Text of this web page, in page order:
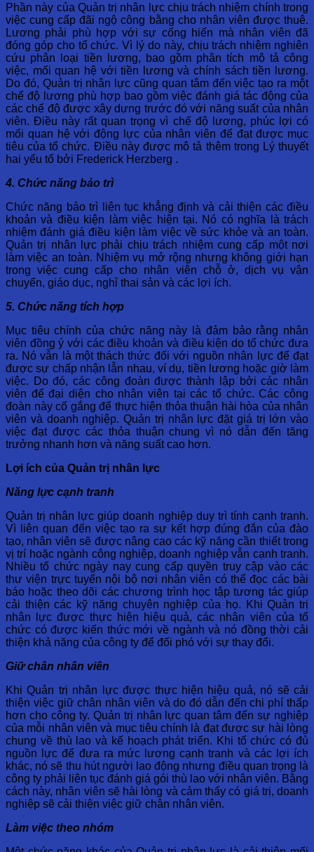
Phần này của Quản trị nhân lực chịu trách nhiệm chính trong
việc cung cấp đãi ngộ công bằng cho nhân viên được thuê.
Lương phải phù hợp với sự cống hiến mà nhân viên đã
đóng góp cho tổ chức. Vì lý do này, chịu trách nhiệm nghiên
cứu phân loại tiền lương, bao gồm phân tích mô tả công
việc, mối quan hệ với tiền lương và chính sách tiền lương.
Do đó, Quản trị nhân lực cũng quan tâm đến việc tạo ra một
chế độ lương phù hợp bao gồm việc đánh giá tác động của
các chế độ được xây dựng trước đó với năng suất của nhân
viên. Điều này rất quan trọng vì chế độ lương, phúc lợi có
mối quan hệ với động lực của nhân viên để đạt được mục
tiêu của tổ chức. Điều này được mô tả thêm trong Lý thuyết
hai yếu tố bởi Frederick Herzberg .
4. Chức năng bảo trì
Chức năng bảo trì liên tục khẳng định và cải thiện các điều
khoản và điều kiện làm việc hiện tại. Nó có nghĩa là trách
nhiệm đánh giá điều kiện làm việc về sức khỏe và an toàn.
Quản trị nhân lực phải chịu trách nhiệm cung cấp một nơi
làm việc an toàn. Nhiệm vụ mở rộng nhưng không giới hạn
trong việc cung cấp cho nhân viên chỗ ở, dịch vụ vận
chuyển, giáo dục, nghỉ thai sản và các lợi ích.
5. Chức năng tích hợp
Mục tiêu chính của chức năng này là đảm bảo rằng nhân
viên đồng ý với các điều khoản và điều kiện do tổ chức đưa
ra. Nó vẫn là một thách thức đối với nguồn nhân lực để đạt
được sự chấp nhận lẫn nhau, ví dụ, tiền lương hoặc giờ làm
việc. Do đó, các công đoàn được thành lập bởi các nhân
viên để đại diện cho nhân viên tại các tổ chức. Các công
đoàn này cố gắng để thực hiện thỏa thuận hài hòa của nhân
viên và doanh nghiệp. Quản trị nhân lực đặt giá trị lớn vào
việc đạt được các thỏa thuận chung vì nó dẫn đến tăng
trưởng nhanh hơn và năng suất cao hơn.
Lợi ích của Quản trị nhân lực
Năng lực cạnh tranh
Quản trị nhân lực giúp doanh nghiệp duy trì tính cạnh tranh.
Vì liên quan đến việc tạo ra sự kết hợp đúng đắn của đào
tạo, nhân viên sẽ được nâng cao các kỹ năng cần thiết trong
vị trí hoặc ngành công nghiệp, doanh nghiệp vẫn cạnh tranh.
Nhiều tổ chức ngày nay cung cấp quyền truy cập vào các
thư viện trực tuyến nội bộ nơi nhân viên có thể đọc các bài
báo hoặc theo dõi các chương trình học tập tương tác giúp
cải thiện các kỹ năng chuyên nghiệp của họ. Khi Quản trị
nhân lực được thực hiện hiệu quả, các nhân viên của tổ
chức có được kiến ​​thức mới về ngành và nó đồng thời cải
thiện khả năng của công ty để đối phó với sự thay đổi.
Giữ chân nhân viên
Khi Quản trị nhân lực được thực hiện hiệu quả, nó sẽ cải
thiện việc giữ chân nhân viên và do đó dẫn đến chi phí thấp
hơn cho công ty. Quản trị nhân lực quan tâm đến sự nghiệp
của mỗi nhân viên và mục tiêu chính là đạt được sự hài lòng
chung về thù lao và kế hoạch phát triển. Khi tổ chức có đủ
nguồn lực để đưa ra mức lương cạnh tranh và các lợi ích
khác, nó sẽ thu hút người lao động nhưng điều quan trọng là
công ty phải liên tục đánh giá gói thù lao với nhân viên. Bằng
cách này, nhân viên sẽ hài lòng và cảm thấy có giá trị, doanh
nghiệp sẽ cải thiện việc giữ chân nhân viên.
Làm việc theo nhóm